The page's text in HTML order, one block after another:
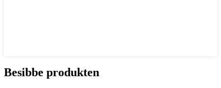
Besibbe produkten